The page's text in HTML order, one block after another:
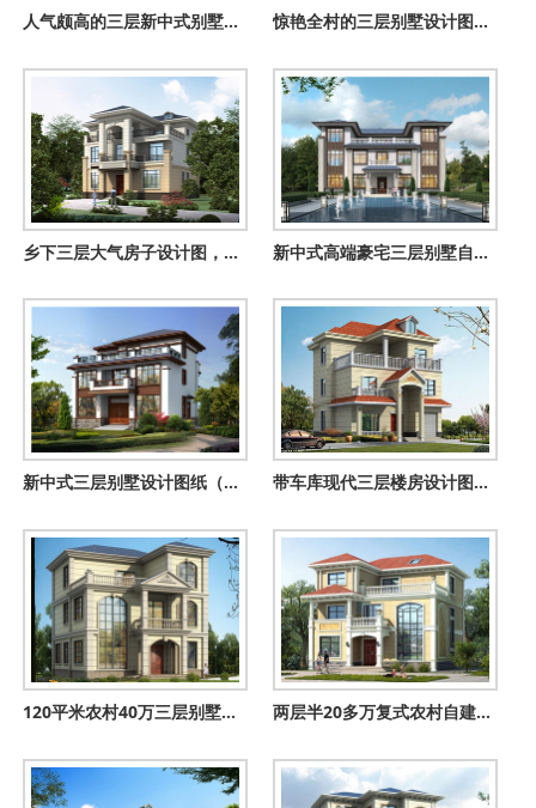
人气颇高的三层新中式别墅方案，五种户型，五种尺寸 惊艳全村的三层别墅设计图，12×16米美观大气布局超合理
乡下三层大气房子设计图，外观挺高大上的，主体29万多 新中式高端豪宅三层别墅自建房设计图，大户型经典
新中式三层别墅设计图纸（含效果图），110平农村自建房施工图推 带车库现代三层楼房设计图，外观效果图时尚、美观
120平米农村40万三层别墅自建房款式，简欧风格 两层半20多万复式农村自建房设计图，经典不过时户型